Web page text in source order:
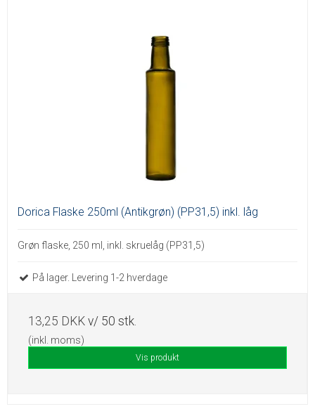
Dorica Flaske 250ml (Antikgrøn) (PP31,5) inkl. låg
Grøn flaske, 250 ml, inkl. skruelåg (PP31,5)
På lager. Levering 1-2 hverdage
13,25 DKK v/ 50 stk.
(inkl. moms)
Vis produkt